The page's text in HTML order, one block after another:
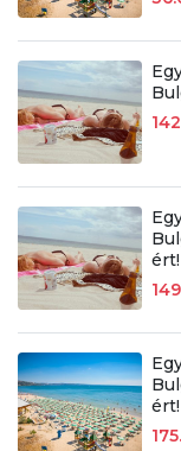
ért!
ért!